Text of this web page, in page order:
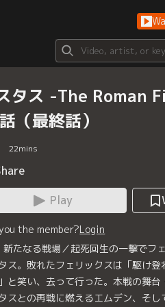
タス -The Roman
（最終話）
22mins
Play
the member?Login
たなる戦場／起死回生の一撃でフ
ス。敗れたフェリックスは「駆け登
と笑い、去って行った。本戦の舞台
スとの再戦に燃えるエムデン、そし